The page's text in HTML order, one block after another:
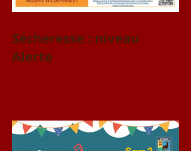
Sécheresse : niveau
Alerte